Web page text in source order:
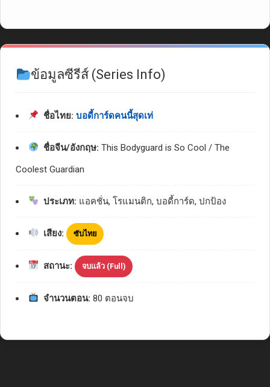
ข้อมูลซีรีส์ (Series Info)
ชื่อไทย: บอดี้การ์ดคนนี้สุดเท่
ชื่อจีน/อังกฤษ: This Bodyguard is So Cool / The
Coolest Guardian
ประเภท: แอคชั่น, โรแมนติก, บอดี้การ์ด, ปกป้อง
เสียง: ซับไทย
สถานะ: จบแล้ว (Full)
จำนวนตอน: 80 ตอนจบ